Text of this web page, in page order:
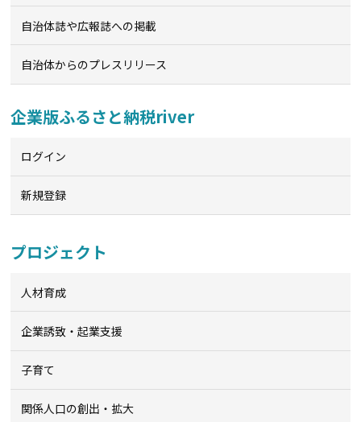
自治体誌や広報誌への掲載
自治体からのプレスリリース
企業版ふるさと納税river
ログイン
新規登録
プロジェクト
人材育成
企業誘致・起業支援
子育て
関係人口の創出・拡大